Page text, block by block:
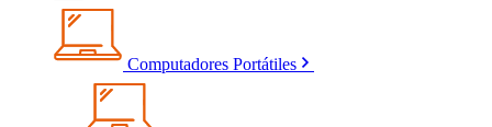
Computadores Portátiles